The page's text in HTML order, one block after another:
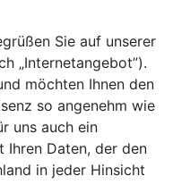
Sie auf unserer
„Internetangebot”).
möchten Ihnen den
so angenehm wie
uns auch ein
Daten, der den
in jeder Hinsicht